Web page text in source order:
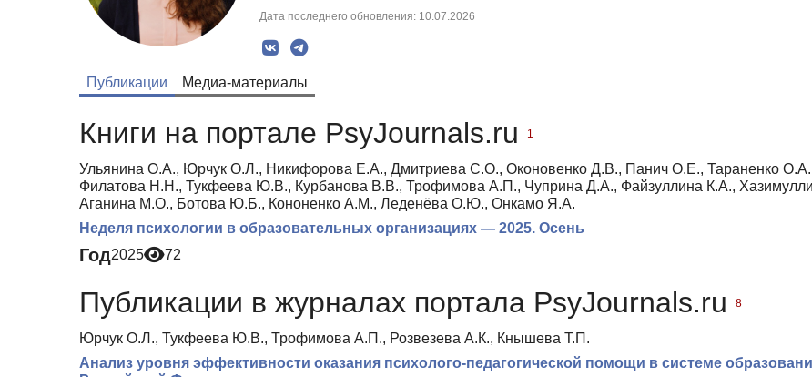
Дата последнего обновления: 10.07.2026
Публикации Медиа-материалы
Книги на портале PsyJournals.ru 1
Ульянина О.А., Юрчук О.Л., Никифорова Е.А., Дмитриева С.О., Оконовенко Д.В., Панич О.Е., Тараненко
Филатова Н.Н., Тукфеева Ю.В., Курбанова В.В., Трофимова А.П., Чуприна Д.А., Файзуллина К.А.,
Аганина М.О., Ботова Ю.Б., Кононенко А.М., Леденёва О.Ю., Онкамо Я.А.
Неделя психологии в образовательных организациях — 2025. Осень
Год2025 72
Публикации в журналах портала PsyJournals.ru 8
Юрчук О.Л., Тукфеева Ю.В., Трофимова А.П., Розвезева А.К., Кнышева Т.П.
Анализ уровня эффективности оказания психолого-педагогической помощи в системе